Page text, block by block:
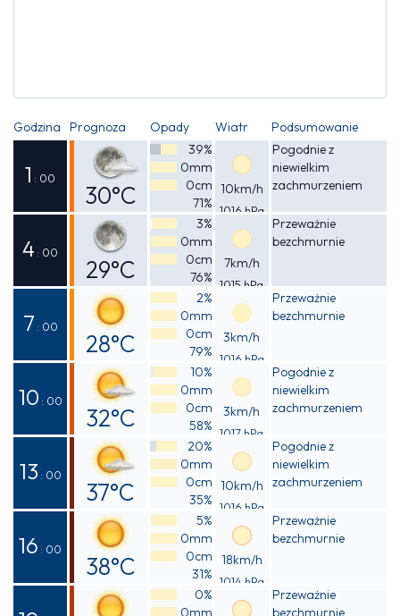
Godzina Prognoza Opady Wiatr Podsumowanie
1 : 00
30°C
Odczuwalna
33°C
39%
0mm
0cm
71%
10km/h
1016 hPa
Pogodnie z
niewielkim
zachmurzeniem
4 : 00
29°C
Odczuwalna
32°C
3%
0mm
0cm
76%
7km/h
1015 hPa
Przeważnie
bezchmurnie
7 : 00
28°C
Odczuwalna
31°C
2%
0mm
0cm
79%
3km/h
1016 hPa
Przeważnie
bezchmurnie
10 : 00
32°C
Odczuwalna
36°C
10%
0mm
0cm
58%
3km/h
1017 hPa
Pogodnie z
niewielkim
zachmurzeniem
13 : 00
37°C
Odczuwalna
39°C
20%
0mm
0cm
35%
10km/h
1016 hPa
Pogodnie z
niewielkim
zachmurzeniem
16 : 00
38°C
Odczuwalna
5%
0mm
0cm
31%
18km/h
1014 hPa
Przeważnie
bezchmurnie
0%
0mm
Przeważnie
bezchmurnie